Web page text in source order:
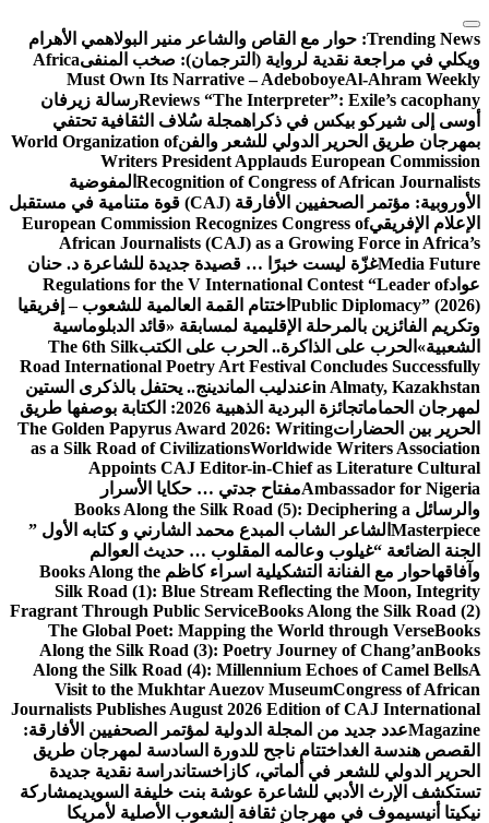
التجاوز
إلى
المحتوى
Trending News: حوار مع القاص والشاعر منير البولاهمي الأهرام
ويكلي في مراجعة نقدية لرواية (الترجمان): صخب المنفىAfrica
Must Own Its Narrative – AdeboboyeAl-Ahram Weekly
Reviews “The Interpreter”: Exile’s cacophanyرسالة زيرفان
أوسى إلى شيركو بيكس في ذكراهمجلة سُلاف الثقافية تحتفي
بمهرجان طريق الحرير الدولي للشعر والفنWorld Organization of
Writers President Applauds European Commission
Recognition of Congress of African Journalists المفوضية
الأوروبية: مؤتمر الصحفيين الأفارقة (CAJ) قوة متنامية في مستقبل
الإعلام الإفريقيEuropean Commission Recognizes Congress of
African Journalists (CAJ) as a Growing Force in Africa’s
Media Futureغزّة ليست خبرًا … قصيدة جديدة للشاعرة د. حنان
عوادRegulations for the V International Contest “Leader of
Public Diplomacy” (2026) اختتام القمة العالمية للشعوب – إفريقيا
وتكريم الفائزين بالمرحلة الإقليمية لمسابقة «قائد الدبلوماسية
الشعبية» الحرب على الذاكرة.. الحرب على الكتبThe 6th Silk
Road International Poetry Art Festival Concludes Successfully
in Almaty, Kazakhstanعندليب الماندينج.. يحتفل بالذكرى الستين
لمهرجان الحمامات
جائزة البردية الذهبية 2026: الكتابة بوصفها طريق
الحرير بين الحضاراتThe Golden Papyrus Award 2026: Writing
as a Silk Road of CivilizationsWorldwide Writers Association
Appoints CAJ Editor-in-Chief as Literature Cultural
Ambassador for Nigeriaمفتاح جدتي … حكايا الأسرار
والرسائل Books Along the Silk Road (5): Deciphering a
Masterpiece الشاعر الشاب المبدع محمد الشارني و كتابه الأول ”
الجنة الضائعة “غيلوب وعالمه المقلوب … حديث العوالم
وآفاقهاحوار مع الفنانة التشكيلية اسراء كاظم Books Along the
Silk Road (1): Blue Stream Reflecting the Moon, Integrity
Fragrant Through Public ServiceBooks Along the Silk Road (2)
The Global Poet: Mapping the World through VerseBooks
Along the Silk Road (3): Poetry Journey of Chang’anBooks
Along the Silk Road (4): Millennium Echoes of Camel BellsA
Visit to the Mukhtar Auezov MuseumCongress of African
Journalists Publishes August 2026 Edition of CAJ International
Magazineعدد جديد من المجلة الدولية لمؤتمر الصحفيين الأفارقة:
القصص هندسة الغد اختتام ناجح للدورة السادسة لمهرجان طريق
الحرير الدولي للشعر في ألماتي، كازاخستاندراسة نقدية جديدة
تستكشف الإرث الأدبي للشاعرة عوشة بنت خليفة السويديمشاركة
نيكيتا أنيسيموف في مهرجان ثقافة الشعوب الأصلية لأمريكا